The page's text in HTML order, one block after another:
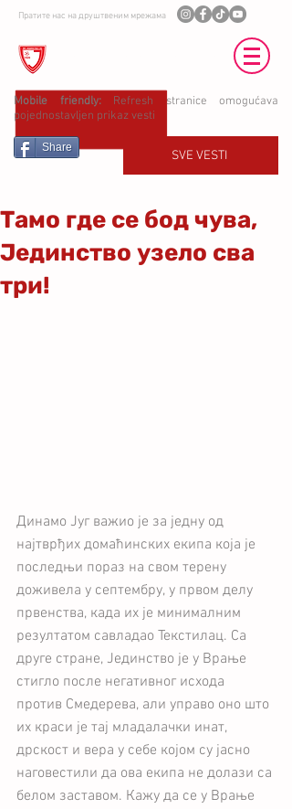
Пратите нас на друштвеним мрежама
Mobile friendly: Refresh stranice omogućava
pojednostavljen prikaz vesti
Share
SVE VESTI
Тамо где се бод чува,
Јединство узело сва
три!
Динамо Југ важио је за једну од
најтврђих домаћинских екипа која је
последњи пораз на свом терену
доживела у септембру, у првом делу
првенства, када их је минималним
резултатом савладао Текстилац. Са
друге стране, Јединство је у Врање
стигло после негативног исхода
против Смедерева, али управо оно што
их краси је тај младалачки инат,
дрскост и вера у себе којом су јасно
наговестили да ова екипа не долази са
белом заставом. Кажу да се у Врање